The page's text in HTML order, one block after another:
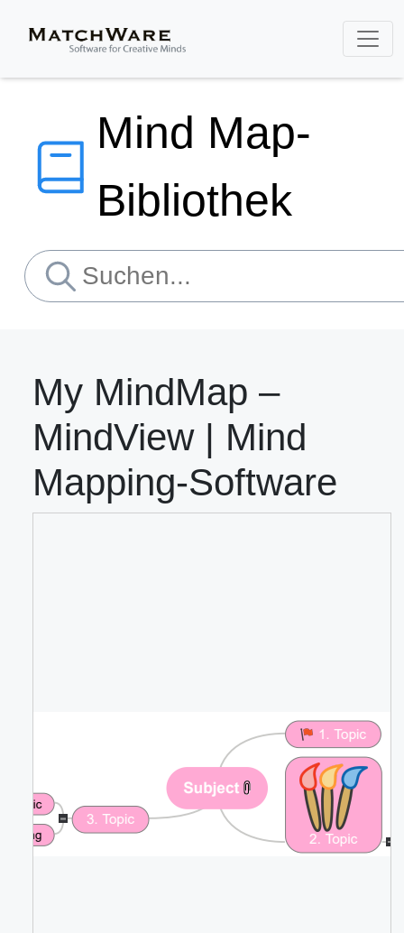
Mind Map-
Bibliothek
My MindMap –
MindView | Mind
Mapping-Software